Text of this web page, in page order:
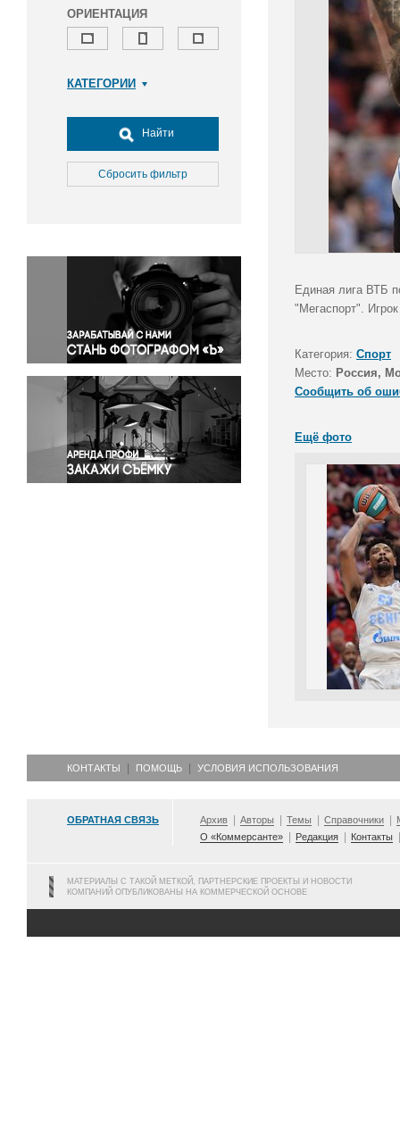
ОРИЕНТАЦИЯ
КАТЕГОРИИ
Досуг, туризм и отдых
Культура
Медицина
Окружающая среда
Политика
Правосудие
Происшествия и конфликты
Религия
Светская жизнь
Спорт
Экология
Экономика и бизнес
Найти
Сбросить фильтр
Единая лига ВТБ
"Мегаспорт".
Категория: Спорт
Место: Россия,
Сообщить об
Ещё фото
КОНТАКТЫ ПОМОЩЬ УСЛОВИЯ ИСПОЛЬЗОВАНИЯ
ОБРАТНАЯ СВЯЗЬ Архив Авторы Темы Справочники
О «Коммерсанте»
Редакция Контакты
МАТЕРИАЛЫ С ТАКОЙ МЕТКОЙ, ПАРТНЕРСКИЕ ПРОЕКТЫ И НОВОСТИ
КОМПАНИЙ ОПУБЛИКОВАНЫ НА КОММЕРЧЕСКОЙ ОСНОВЕ